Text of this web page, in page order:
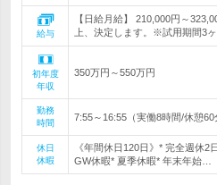
給与
【日給月給】 210,000円～
上、決定します。※試用期間3ヶ
初年度
年収
350万円～550万円
勤務
時間
7:55～16:55（実働8時間/休憩
休日
休暇
《年間休日120日》* 完全週休
GW休暇* 夏季休暇* 年末年始…